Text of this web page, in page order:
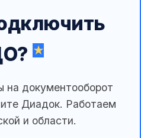
на документооборот
Диадок. Работаем
и области.